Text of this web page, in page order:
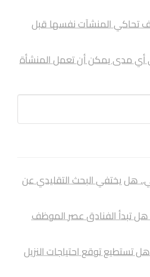
تحاكي المنشآت نفسها قبل
أي مدى يمكن أن تعمل المنشأة
هل يختفي البحث التقليدي عن
هل تبدأ الفنادق عصر الموظف
تستطيع توقع احتياجات النزيل